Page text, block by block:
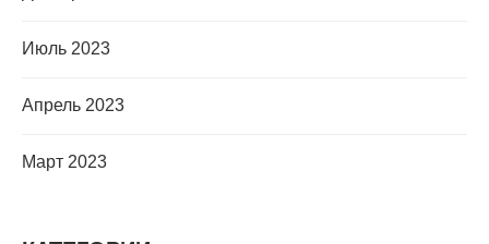
Июль 2023
Апрель 2023
Март 2023